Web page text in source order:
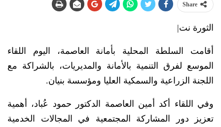
Share
الثورة نت|
أقامت السلطة المحلية بأمانة العاصمة، اليوم اللقاء
الموسع لفرق التنمية بالأمانة والمديريات، بالشراكة مع
اللجنة الزراعية والسمكية العليا ومؤسسة بنيان.
وفي اللقاء أكد أمين العاصمة الدكتور حمود عُباد، أهمية
تعزيز دور المشاركة المجتمعية في المجالات الخدمية